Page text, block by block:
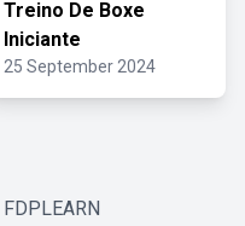
Treino De Boxe
Iniciante
25 September 2024
FDPLEARN